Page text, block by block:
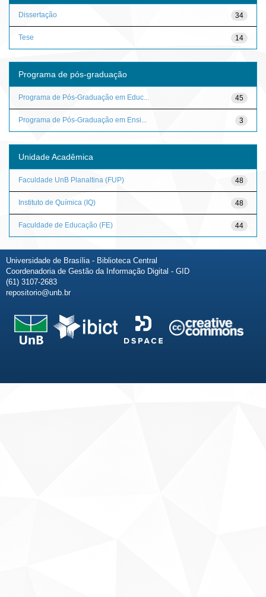
34
Dissertação
14
Tese
Programa de pós-graduação
45
Programa de Pós-Graduação em Educ...
3
Programa de Pós-Graduação em Ensi...
Unidade Acadêmica
48
Faculdade UnB Planaltina (FUP)
48
Instituto de Química (IQ)
44
Faculdade de Educação (FE)
Universidade de Brasília - Biblioteca Central
Coordenadoria de Gestão da Informação Digital - GID
(61) 3107-2683
repositorio@unb.br